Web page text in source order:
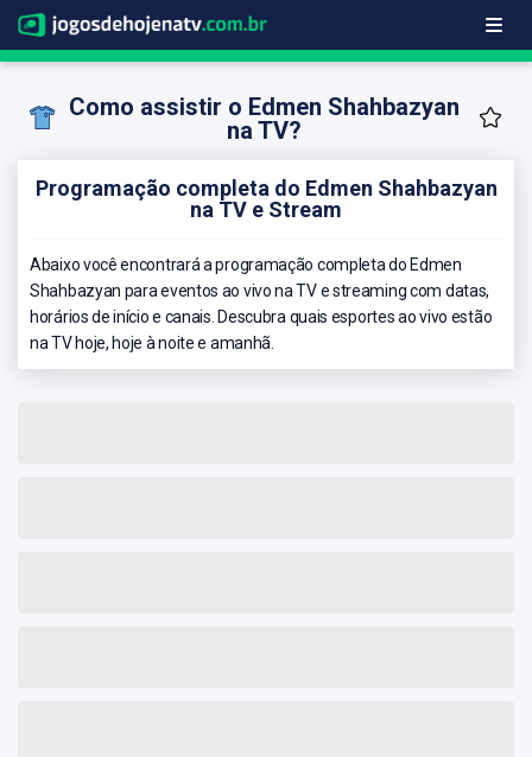
Como assistir o Edmen Shahbazyan
na TV?
Programação completa do Edmen Shahbazyan
na TV e Stream
Abaixo você encontrará a programação completa do Edmen
Shahbazyan para eventos ao vivo na TV e streaming com datas,
horários de início e canais. Descubra quais esportes ao vivo estão
na TV hoje, hoje à noite e amanhã.